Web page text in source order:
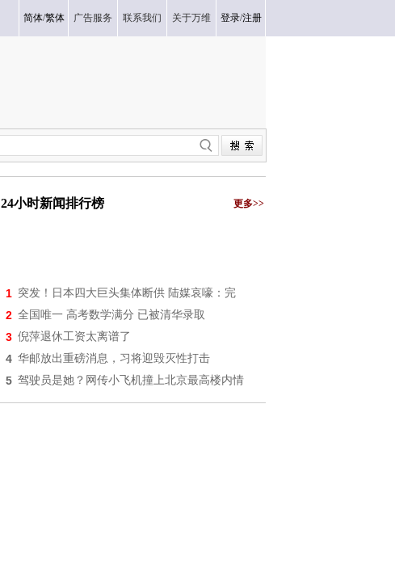
简体/繁体 广告服务 联系我们 关于万维 登录/注册
24小时新闻排行榜 更多>>
1 突发！日本四大巨头集体断供 陆媒哀嚎：完
2 全国唯一 高考数学满分 已被清华录取
3 倪萍退休工资太离谱了
4 华邮放出重磅消息，习将迎毁灭性打击
5 驾驶员是她？网传小飞机撞上北京最高楼内情